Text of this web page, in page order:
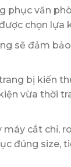
phục văn
chọn lựa
sẽ đảm
bị kiến
vừa thời
cắt chỉ,
đúng size,